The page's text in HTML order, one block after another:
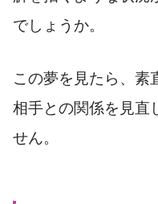
でしょうか。
この夢を見たら、素
相手との関係を見直
せん。